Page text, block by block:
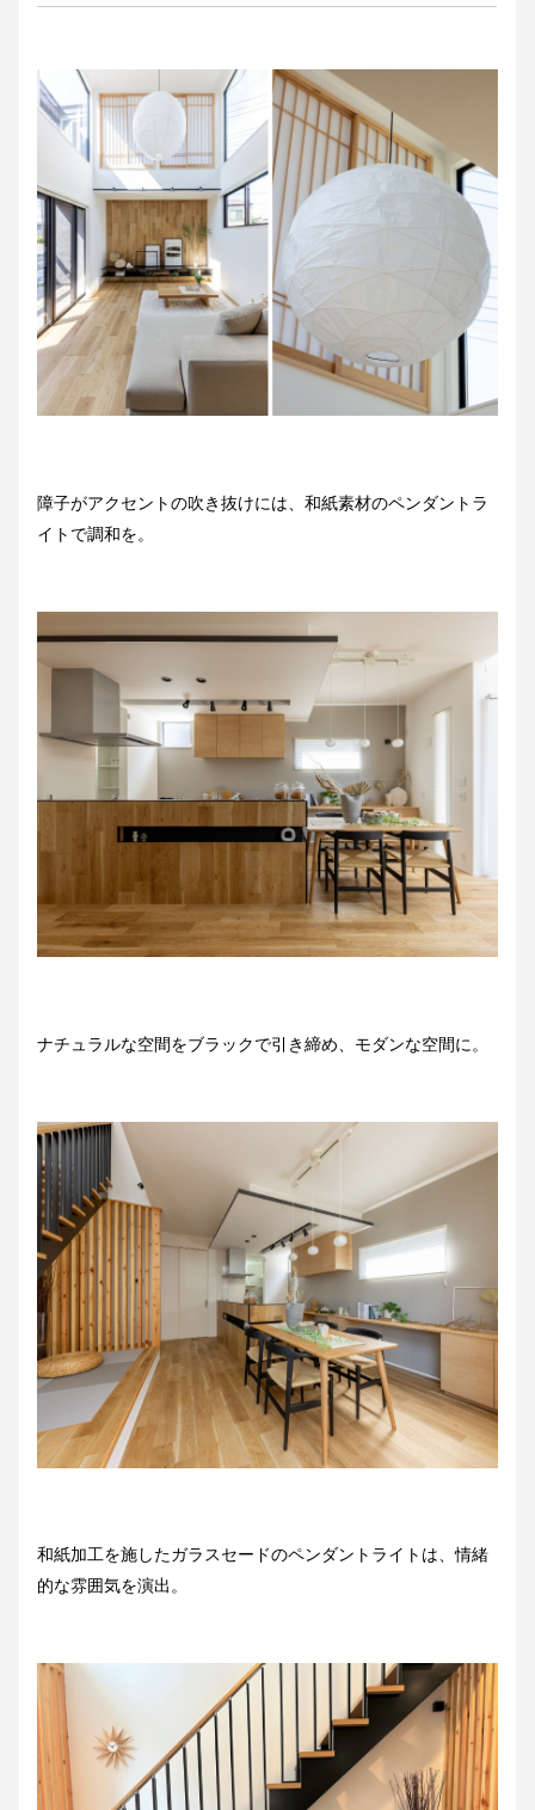
障子がアクセントの吹き抜けには、和紙素材のペンダントラ
イトで調和を。
ナチュラルな空間をブラックで引き締め、モダンな空間に。
和紙加工を施したガラスセードのペンダントライトは、情緒
的な雰囲気を演出。